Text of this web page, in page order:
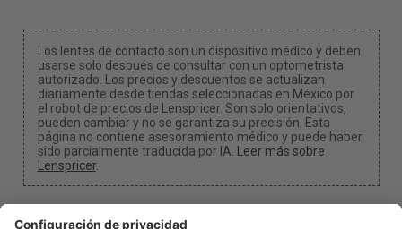
Los lentes de contacto son un dispositivo médico y deben
usarse solo después de consultar con un optometrista
autorizado. Los precios y descuentos se actualizan
diariamente desde tiendas seleccionadas en México por
el robot de precios de Lenspricer. Son solo orientativos,
pueden cambiar y no se garantiza su precisión. Esta
página no contiene asesoramiento médico y puede haber
sido parcialmente traducida por IA.
Leer más sobre
Lenspricer.